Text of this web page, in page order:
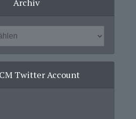
Archiv
Twitter Account